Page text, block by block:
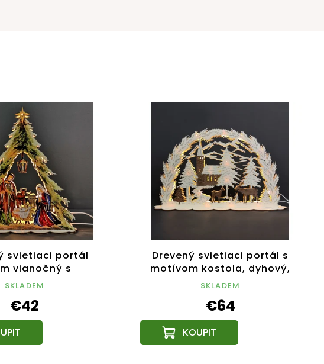
svietiaci portál
vianočný s
farebný,
SKLADEM
€42
Drevený svietiaci portál s
motívom kostola, dyhový,
53x31x10 cm
SKLADEM
€64